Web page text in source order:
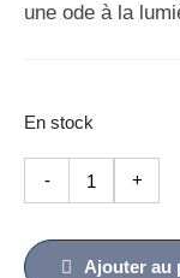
une ode à la
En stock
-
quantité
de
le
+
Ajouter au